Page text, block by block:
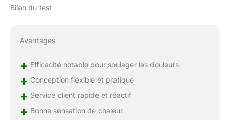
connecté à un
d'alimentation 5 V ou
une banque
d'alimentation 12 V.
Bilan du test
Avantages
+ Efficacité notable pour soulager les douleurs
+ Conception flexible et pratique
+ Service client rapide et réactif
+ Bonne sensation de chaleur